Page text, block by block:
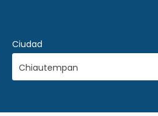
Ciudad
Chiautempan